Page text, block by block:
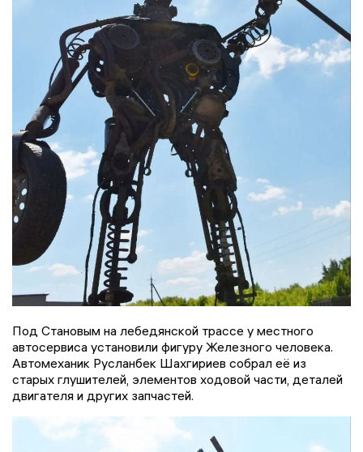
Под Становым на лебедянской трассе у местного
автосервиса установили фигуру Железного человека.
Автомеханик Русланбек Шахгириев собрал её из
старых глушителей, элементов ходовой части, деталей
двигателя и других запчастей.